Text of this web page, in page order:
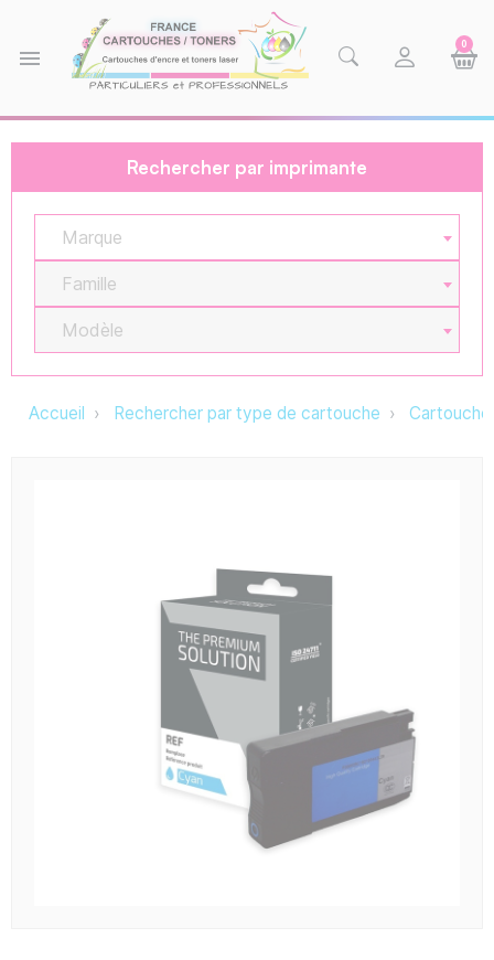
menu
0
Rechercher par imprimante
Marque
Famille
Modèle
Accueil Rechercher par type de cartouche